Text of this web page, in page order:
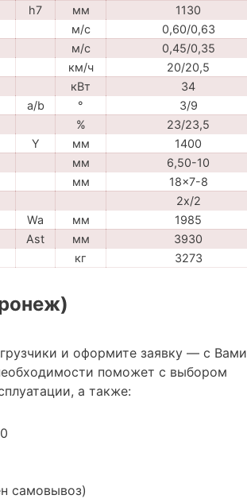
h7 мм
1130
м/с
0,60/0,63
м/с
0,45/0,35
км/ч
20/20,5
кВт
34
a/b °
3/9
%
23/23,5
Y мм
1400
мм
6,50-10
мм
18x7-8
2x/2
Wa мм
1985
Ast мм
3930
кг 3273
и оформите заявку — с Вами
поможет с выбором
а также:
самовывоз)